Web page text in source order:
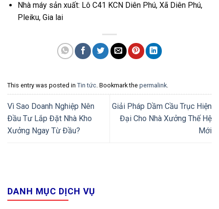
Nhà máy sản xuất: Lô C41 KCN Diên Phú, Xã Diên Phú,
Pleiku, Gia lai
This entry was posted in Tin tức . Bookmark the permalink
Vì Sao Doanh Nghiệp Nên
Đầu Tư Lắp Đặt Nhà Kho
Xưởng Ngay Từ Đầu?
Giải Pháp Dầm Cầu Trục Hiện
Đại Cho Nhà Xưởng Thế Hệ
Mới
DANH MỤC DỊCH VỤ